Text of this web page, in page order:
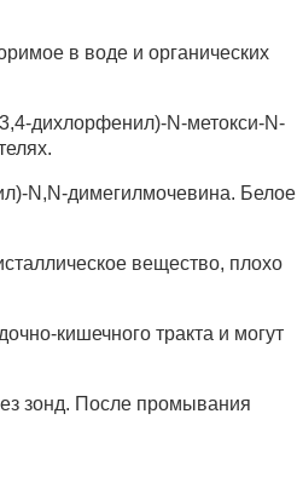
в воде и органических
дихлорфенил)-N-метокси-N-
N,N-димегилмочевина. Белое
вещество, плохо
кишечного тракта и могут
зонд. После промывания